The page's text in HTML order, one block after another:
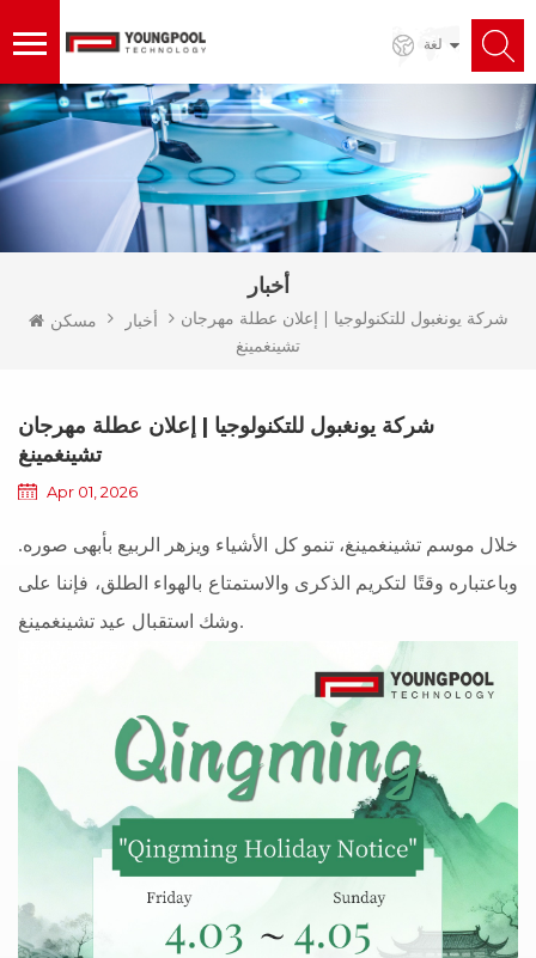
لغة
أخبار
مسكن أخبار
شركة يونغبول للتكنولوجيا | إعلان عطلة مهرجان
تشينغمينغ
شركة يونغبول للتكنولوجيا | إعلان عطلة مهرجان
تشينغمينغ
Apr 01, 2026
خلال موسم تشينغمينغ، تنمو كل الأشياء ويزهر الربيع بأبهى صوره.
وباعتباره وقتًا لتكريم الذكرى والاستمتاع بالهواء الطلق، فإننا على
وشك استقبال عيد تشينغمينغ.